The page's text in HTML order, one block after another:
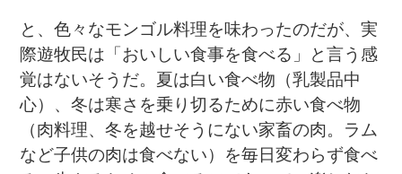
と、色々なモンゴル料理を味わったのだが、実
際遊牧民は「おいしい食事を食べる」と言う感
覚はないそうだ。夏は白い食べ物（乳製品中
心）、冬は寒さを乗り切るために赤い食べ物
（肉料理、冬を越せそうにない家畜の肉。ラム
など子供の肉は食べない）を毎日変わらず食べ